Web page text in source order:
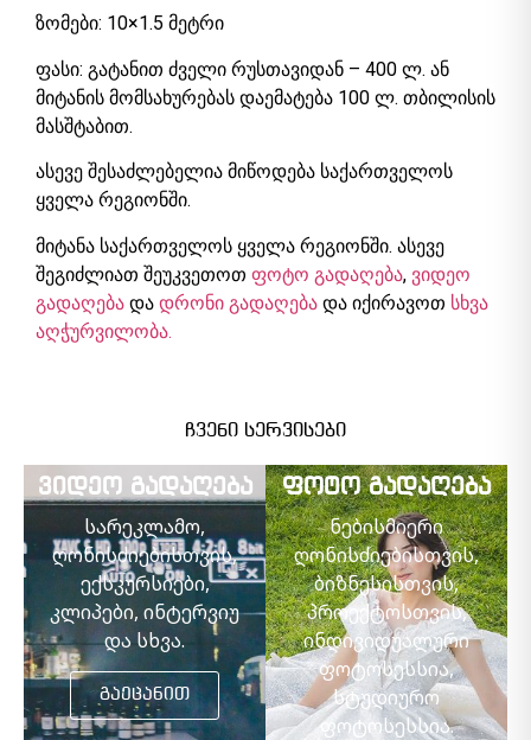
ზომები: 10×1.5 მეტრი
ფასი: გატანით ძველი რუსთავიდან – 400 ლ. ან
მიტანის მომსახურებას დაემატება 100 ლ. თბილისის
მასშტაბით.
ასევე შესაძლებელია მიწოდება საქართველოს
ყველა რეგიონში.
მიტანა საქართველოს ყველა რეგიონში. ასევე
შეგიძლიათ შეუკვეთოთ ფოტო გადაღება, ვიდეო
გადაღება და დრონი გადაღება და იქირავოთ სხვა
აღჭურვილობა.
ჩვენი სერვისები
ვიდეო გადაღება
სარეკლამო,
ღონისძიებისთვის,
ექსკურსიები,
კლიპები, ინტერვიუ
და სხვა.
გაეცანით
ფოტო გადაღება
ნებისმიერი
ღონისძიებისთვის,
ბიზნესისთვის,
პროექტოსთვის,
ინდივიდუალური
ფოტოსესსია,
სტუდიურო
ფოტოსესსია.